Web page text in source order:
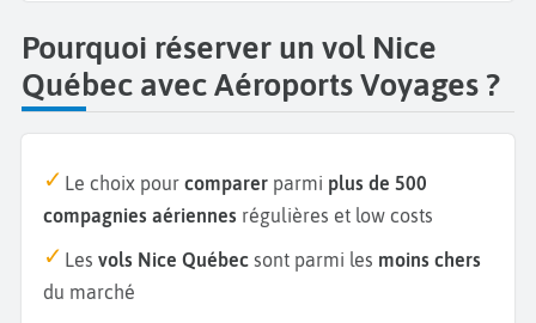
Pourquoi réserver un vol Nice
Québec avec Aéroports Voyages ?
Le choix pour comparer parmi plus de 500
compagnies aériennes régulières et low costs
Les vols Nice Québec sont parmi les moins chers
du marché